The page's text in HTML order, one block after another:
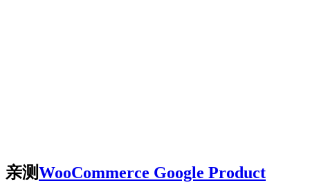
亲测WooCommerce Google Product